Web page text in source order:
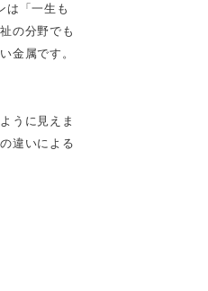
は「⼀⽣も
の分野でも
⾦属です。
うに⾒えま
違いによる